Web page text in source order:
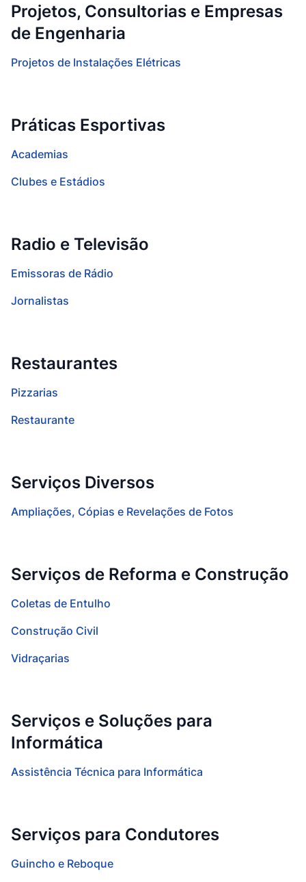
Projetos, Consultorias e Empresas
de Engenharia
Projetos de Instalações Elétricas
Práticas Esportivas
Academias
Clubes e Estádios
Radio e Televisão
Emissoras de Rádio
Jornalistas
Restaurantes
Pizzarias
Restaurante
Serviços Diversos
Ampliações, Cópias e Revelações de Fotos
Serviços de Reforma e Construção
Coletas de Entulho
Construção Civil
Vidraçarias
Serviços e Soluções para
Informática
Assistência Técnica para Informática
Serviços para Condutores
Guincho e Reboque